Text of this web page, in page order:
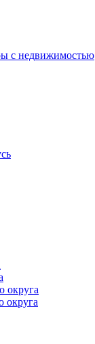
с недвижимостью
округа
округа